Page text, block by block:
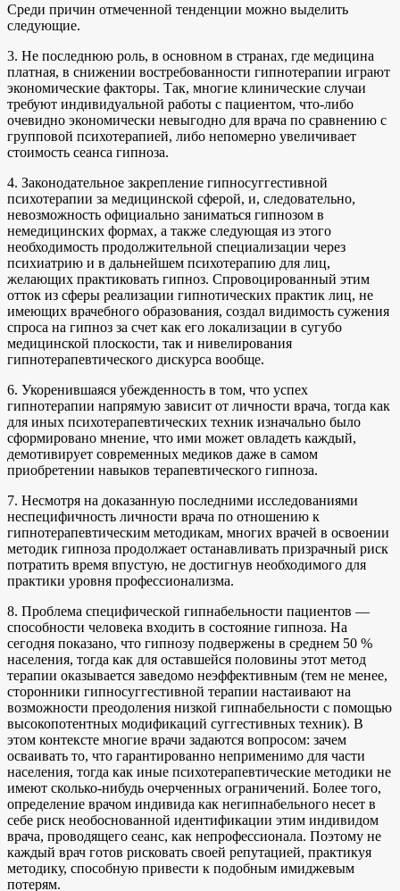
Среди причин отмеченной тенденции можно выделить
следующие.
3. Не последнюю роль, в основном в странах, где медицина
платная, в снижении востребованности гипнотерапии играют
экономические факторы. Так, многие клинические случаи
требуют индивидуальной работы с пациентом, что-либо
очевидно экономически невыгодно для врача по сравнению с
групповой психотерапией, либо непомерно увеличивает
стоимость сеанса гипноза.
4. Законодательное закрепление гипносуггестивной
психотерапии за медицинской сферой, и, следовательно,
невозможность официально заниматься гипнозом в
немедицинских формах, а также следующая из этого
необходимость продолжительной специализации через
психиатрию и в дальнейшем психотерапию для лиц,
желающих практиковать гипноз. Спровоцированный этим
отток из сферы реализации гипнотических практик лиц, не
имеющих врачебного образования, создал видимость сужения
спроса на гипноз за счет как его локализации в сугубо
медицинской плоскости, так и нивелирования
гипнотерапевтического дискурса вообще.
6. Укоренившаяся убежденность в том, что успех
гипнотерапии напрямую зависит от личности врача, тогда как
для иных психотерапевтических техник изначально было
сформировано мнение, что ими может овладеть каждый,
демотивирует современных медиков даже в самом
приобретении навыков терапевтического гипноза.
7. Несмотря на доказанную последними исследованиями
неспецифичность личности врача по отношению к
гипнотерапевтическим методикам, многих врачей в освоении
методик гипноза продолжает останавливать призрачный риск
потратить время впустую, не достигнув необходимого для
практики уровня профессионализма.
8. Проблема специфической гипнабельности пациентов —
способности человека входить в состояние гипноза. На
сегодня показано, что гипнозу подвержены в среднем 50 %
населения, тогда как для оставшейся половины этот метод
терапии оказывается заведомо неэффективным (тем не менее,
сторонники гипносуггестивной терапии настаивают на
возможности преодоления низкой гипнабельности с помощью
высокопотентных модификаций суггестивных техник). В
этом контексте многие врачи задаются вопросом: зачем
осваивать то, что гарантированно неприменимо для части
населения, тогда как иные психотерапевтические методики не
имеют сколько-нибудь очерченных ограничений. Более того,
определение врачом индивида как негипнабельного несет в
себе риск необоснованной идентификации этим индивидом
врача, проводящего сеанс, как непрофессионала. Поэтому не
каждый врач готов рисковать своей репутацией, практикуя
методику, способную привести к подобным имиджевым
потерям.